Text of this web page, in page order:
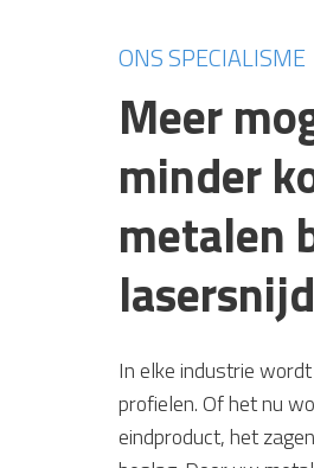
ONS SPECIALISME
Meer
minder
metalen
In elke industrie
profielen. Of het nu
eindproduct, het